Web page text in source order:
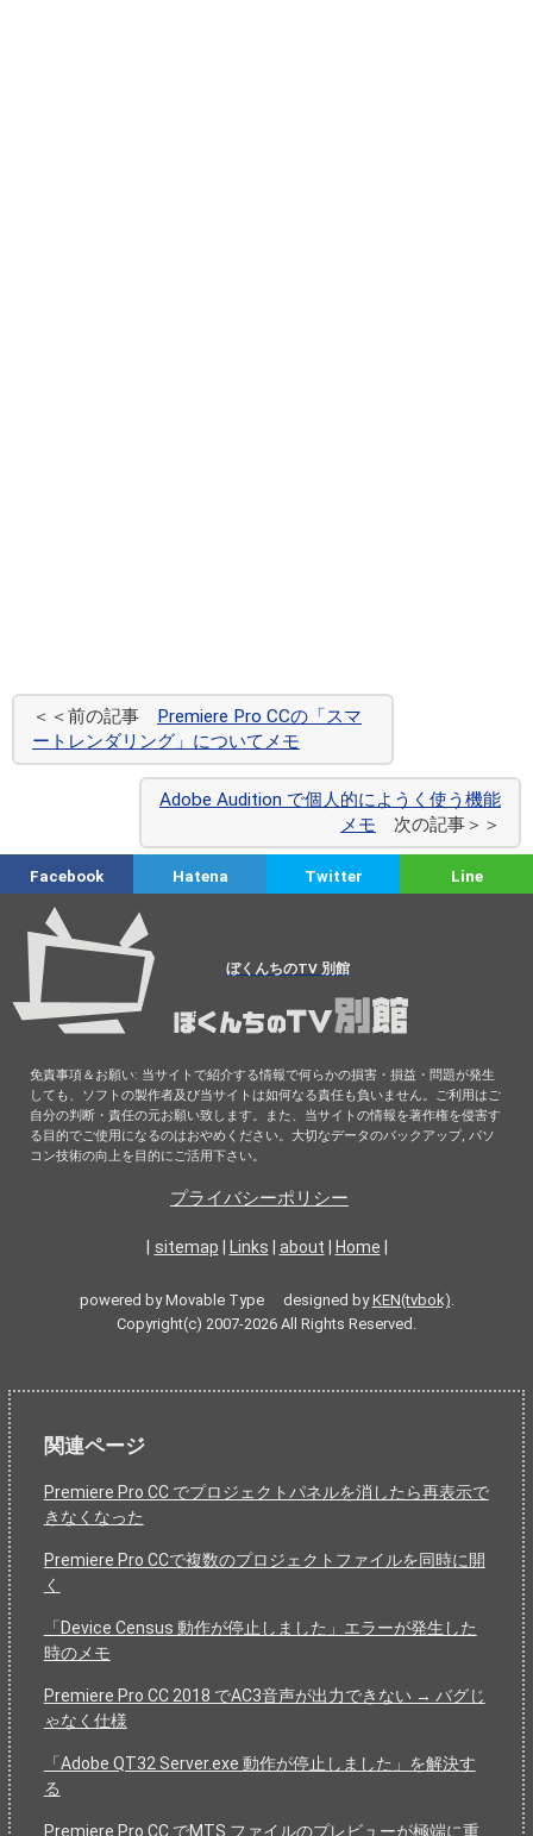
＜＜前の記事 Premiere Pro CCの「スマ
ートレンダリング」についてメモ
Adobe Audition で個人的にようく使う機能
メモ 次の記事＞＞
Facebook Hatena Twitter Line
ぼくんちのTV 別館
免責事項＆お願い: 当サイトで紹介する情報で何らかの損害・損益・問題が発生
しても、ソフトの製作者及び当サイトは如何なる責任も負いません。ご利用はご
自分の判断・責任の元お願い致します。また、当サイトの情報を著作権を侵害す
る目的でご使用になるのはおやめください。大切なデータのバックアップ, パソ
コン技術の向上を目的にご活用下さい。
プライバシーポリシー
sitemap Links about Home
powered by Movable Type designed byKEN(tvbok).
Copyright(c) 2007-2026 All Rights Reserved.
関連ページ
Premiere Pro CC でプロジェクトパネルを消したら再表示で
きなくなった
Premiere Pro CCで複数のプロジェクトファイルを同時に開
く
「Device Census 動作が停止しました」エラーが発生した
時のメモ
Premiere Pro CC 2018 でAC3音声が出力できない → バグじ
ゃなく仕様
「Adobe QT32 Server.exe 動作が停止しました」を解決す
る
Premiere Pro CC でMTS ファイルのプレビューが極端に重